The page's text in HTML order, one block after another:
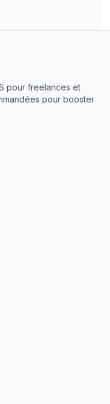
pour freelances et
pour booster